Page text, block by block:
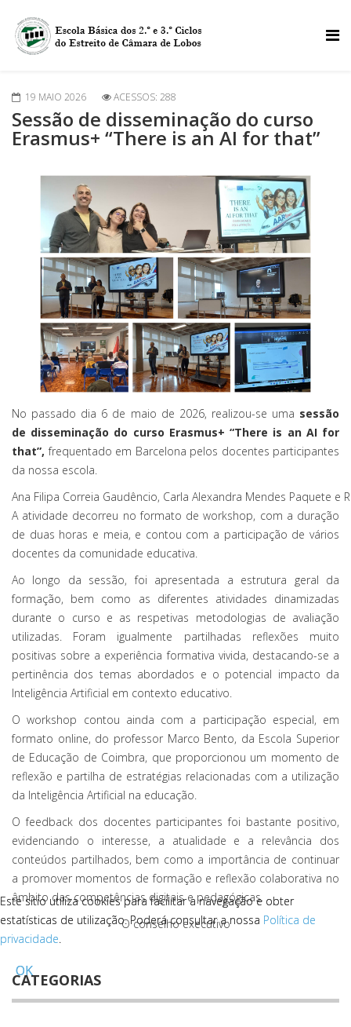
19 MAIO 2026 ACESSOS: 288
Sessão de disseminação do curso
Erasmus+ “There is an AI for that”
No passado dia 6 de maio de 2026, realizou-se uma sessão
de disseminação do curso Erasmus+ “There is an AI for
that”,frequentado em Barcelona pelos docentes participantes
da nossa escola.
Ana Filipa Correia Gaudêncio, Carla Alexandra Mendes Paquete e
A atividade decorreu no formato de workshop, com a duração
de duas horas e meia, e contou com a participação de vários
docentes da comunidade educativa.
Ao longo da sessão, foi apresentada a estrutura geral da
formação, bem como as diferentes atividades dinamizadas
durante o curso e as respetivas metodologias de avaliação
utilizadas. Foram igualmente partilhadas reflexões muito
positivas sobre a experiência formativa vivida, destacando-se a
pertinência dos temas abordados e o potencial impacto da
Inteligência Artificial em contexto educativo.
O workshop contou ainda com a participação especial, em
formato online, do professor Marco Bento, da Escola Superior
de Educação de Coimbra, que proporcionou um momento de
reflexão e partilha de estratégias relacionadas com a utilização
da Inteligência Artificial na educação.
O feedback dos docentes participantes foi bastante positivo,
evidenciando o interesse, a atualidade e a relevância dos
conteúdos partilhados, bem como a importância de continuar
a promover momentos de formação e reflexão colaborativa no
âmbito das competências digitais e pedagógicas.
O conselho executivo
CATEGORIAS
Este sítio utiliza cookies para facilitar a navegação e obter
estatísticas de utilização. Poderá consultar a nossa Política de
privacidade.
OK
Este sítio utiliza cookies para facilitar a navegação e obter
estatísticas de utilização. Poderá consultar a nossa Política de
privacidade.
OK